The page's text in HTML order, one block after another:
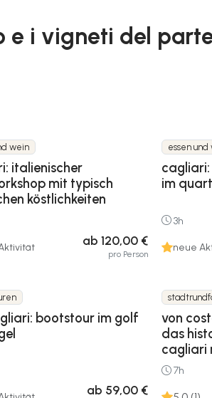
e i vigneti del
wein
italienischer
mit typisch
köstlichkeiten
ab 120,00 €
pro Person
essen und
cagliari:
im
3h
neue
bootstour im golf
ab 59,00 €
von
das
cagliari
7h